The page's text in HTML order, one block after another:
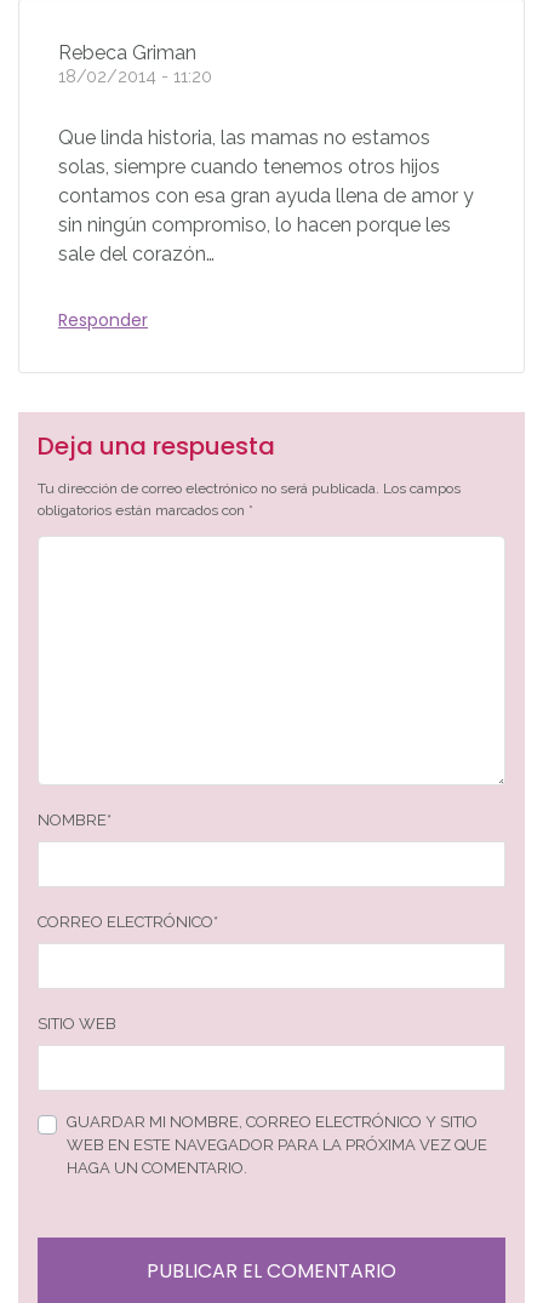
Rebeca Griman
18/02/2014 - 11:20
Que linda historia, las mamas no estamos
solas, siempre cuando tenemos otros hijos
contamos con esa gran ayuda llena de amor y
sin ningún compromiso, lo hacen porque les
sale del corazón…
Responder
Deja una respuesta
Tu dirección de correo electrónico no será publicada. Los campos
obligatorios están marcados con *
NOMBRE*
CORREO ELECTRÓNICO*
SITIO WEB
GUARDAR MI NOMBRE, CORREO ELECTRÓNICO Y SITIO
WEB EN ESTE NAVEGADOR PARA LA PRÓXIMA VEZ QUE
HAGA UN COMENTARIO.